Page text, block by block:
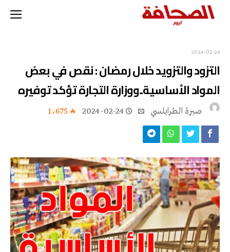
2024-02-24
التزود والتزويد خلال رمضان : نقص في بعض
المواد الأساسية..ووزارة التجارة تؤكد توفيره
صبرة الطرابلسي 2024-02-24 1٬675